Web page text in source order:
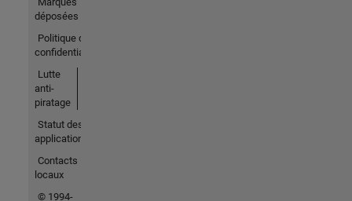
déposées
Politique de
confidentialité
Lutte
anti-
piratage
Statut des
applications
Contacts
locaux
© 1994-